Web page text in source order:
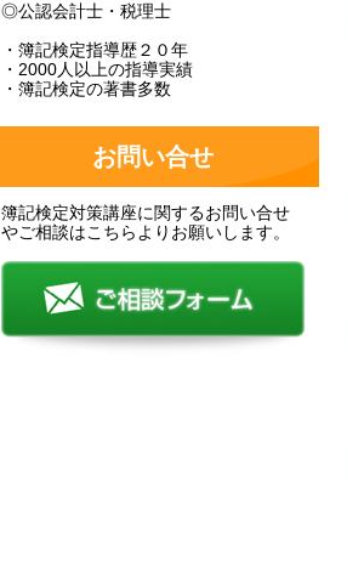
◎公認会計士・税理士
・簿記検定指導歴２０年
・2000人以上の指導実績
・簿記検定の著書多数
お問い合せ
簿記検定対策講座に関するお問い合せ
やご相談はこちらよりお願いします。